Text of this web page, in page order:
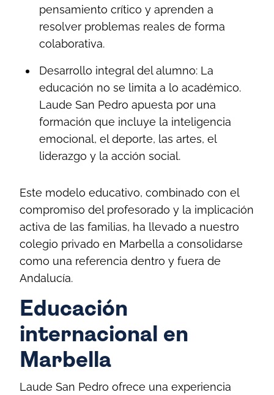
pensamiento crítico y aprenden a
resolver problemas reales de forma
colaborativa.
Desarrollo integral del alumno: La
educación no se limita a lo académico.
Laude San Pedro apuesta por una
formación que incluye la inteligencia
emocional, el deporte, las artes, el
liderazgo y la acción social.
Este modelo educativo, combinado con el
compromiso del profesorado y la implicación
activa de las familias, ha llevado a nuestro
colegio privado en Marbella a consolidarse
como una referencia dentro y fuera de
Andalucía.
Educación
internacional en
Marbella
Laude San Pedro ofrece una experiencia